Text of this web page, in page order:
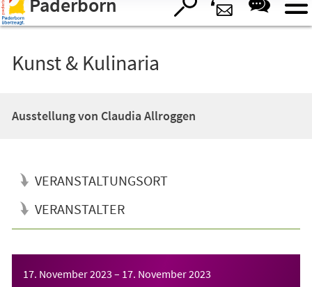
öffnen.
Kunst & Kulinaria
Ausstellung von Claudia Allroggen
VERANSTALTUNGSORT
VERANSTALTER
17. November 2023 – 17. November 2023